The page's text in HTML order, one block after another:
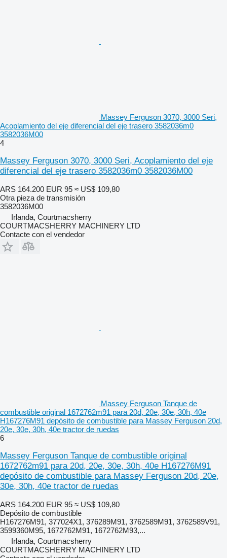
Massey Ferguson 3070, 3000 Seri,
Acoplamiento del eje diferencial del eje trasero 3582036m0
3582036M00
4
Massey Ferguson 3070, 3000 Seri, Acoplamiento del eje
diferencial del eje trasero 3582036m0 3582036M00
ARS 164.200 EUR 95 ≈ US$ 109,80
Otra pieza de transmisión
3582036M00
Irlanda, Courtmacsherry
COURTMACSHERRY MACHINERY LTD
Contacte con el vendedor
Massey Ferguson Tanque de
combustible original 1672762m91 para 20d, 20e, 30e, 30h, 40e
H167276M91 depósito de combustible para Massey Ferguson 20d,
20e, 30e, 30h, 40e tractor de ruedas
6
Massey Ferguson Tanque de combustible original
1672762m91 para 20d, 20e, 30e, 30h, 40e H167276M91
depósito de combustible para Massey Ferguson 20d, 20e,
30e, 30h, 40e tractor de ruedas
ARS 164.200 EUR 95 ≈ US$ 109,80
Depósito de combustible
H167276M91, 377024X1, 376289M91, 3762589M91, 3762589V91,
3599360M95, 1672762M91, 1672762M93,...
Irlanda, Courtmacsherry
COURTMACSHERRY MACHINERY LTD